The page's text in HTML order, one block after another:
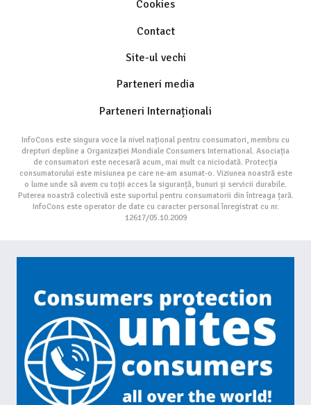
Cookies
Contact
Site-ul vechi
Parteneri media
Parteneri Internaționali
InfoCons este singura voce la nivel național pentru consumatori, membru cu
drepturi depline a Organizației Mondiale Consumers International. Asociația
de consumatori este necesară acum, mai mult ca niciodată. Protecția
consumatorului este misiunea pe care ne-am asumat-o. Viziunea noastră este
o lume unde să avem cu toții acces la siguranță, bunuri și servicii durabile.
Puterea noastră colectivă este suportul pentru consumatorii din întreaga țară.
InfoCons este operator de date cu caracter personal înregistrat cu nr.
12617/05.10.2009